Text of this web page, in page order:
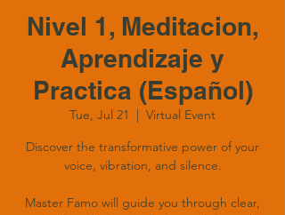
Nivel 1, Meditacion,
Aprendizaje y
Practica (Español)
Tue, Jul 21
  |
Virtual Event
Discover the transformative power of your
voice, vibration, and silence.
Master Famo will guide you through clear,